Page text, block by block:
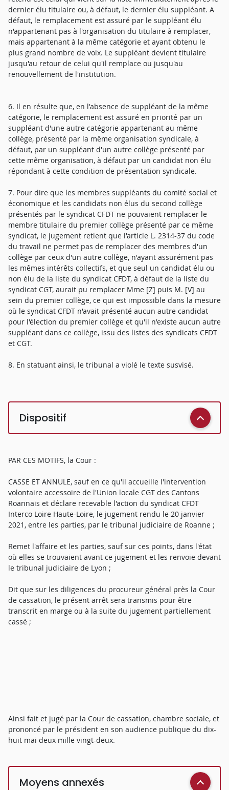
dernier élu titulaire ou, à défaut, le dernier élu suppléant. A
défaut, le remplacement est assuré par le suppléant élu
n'appartenant pas à l'organisation du titulaire à remplacer,
mais appartenant à la même catégorie et ayant obtenu le
plus grand nombre de voix. Le suppléant devient titulaire
jusqu'au retour de celui qu'il remplace ou jusqu'au
renouvellement de l'institution.
6. Il en résulte que, en l'absence de suppléant de la même
catégorie, le remplacement est assuré en priorité par un
suppléant d'une autre catégorie appartenant au même
collège, présenté par la même organisation syndicale, à
défaut, par un suppléant d'un autre collège présenté par
cette même organisation, à défaut par un candidat non élu
répondant à cette condition de présentation syndicale.
7. Pour dire que les membres suppléants du comité social et
économique et les candidats non élus du second collège
présentés par le syndicat CFDT ne pouvaient remplacer le
membre titulaire du premier collège présenté par ce même
syndicat, le jugement retient que l'article L. 2314-37 du code
du travail ne permet pas de remplacer des membres d'un
collège par ceux d'un autre collège, n'ayant assurément pas
les mêmes intérêts collectifs, et que seul un candidat élu ou
non élu de la liste du syndicat CFDT, à défaut de la liste du
syndicat CGT, aurait pu remplacer Mme [Z] puis M. [V] au
sein du premier collège, ce qui est impossible dans la mesure
où le syndicat CFDT n'avait présenté aucun autre candidat
pour l'élection du premier collège et qu'il n'existe aucun autre
suppléant dans ce collège, issu des listes des syndicats CFDT
et CGT.
8. En statuant ainsi, le tribunal a violé le texte susvisé.
Dispositif
PAR CES MOTIFS, la Cour :
CASSE ET ANNULE, sauf en ce qu'il accueille l'intervention
volontaire accessoire de l'Union locale CGT des Cantons
Roannais et déclare recevable l'action du syndicat CFDT
Interco Loire Haute-Loire, le jugement rendu le 20 janvier
2021, entre les parties, par le tribunal judiciaire de Roanne ;
Remet l'affaire et les parties, sauf sur ces points, dans l'état
où elles se trouvaient avant ce jugement et les renvoie devant
le tribunal judiciaire de Lyon ;
Dit que sur les diligences du procureur général près la Cour
de cassation, le présent arrêt sera transmis pour être
transcrit en marge ou à la suite du jugement partiellement
cassé ;
Ainsi fait et jugé par la Cour de cassation, chambre sociale, et
prononcé par le président en son audience publique du dix-
huit mai deux mille vingt-deux.
Moyens annexés